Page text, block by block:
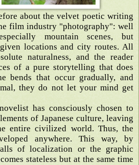
about the velvet poetic writing
film industry "photography": well
mountain scenes, but
locations and city routes. All
naturalness, and the reader
of a pure storytelling that does
bends that occur gradually, and
they do not let your mind get
has consciously chosen to
of Japanese culture, leaving
entire civilized world. Thus, the
anywhere. This way, by
of localization or the graphic
stateless but at the same time